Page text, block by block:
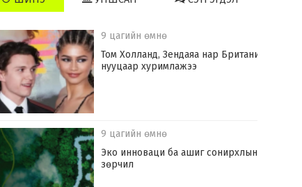
9 цагийн өмнө
Том Холланд, Зендаяа нар Британид
нууцаар хуримлажээ
9 цагийн өмнө
Эко инноваци ба ашиг сонирхлын
зөрчил